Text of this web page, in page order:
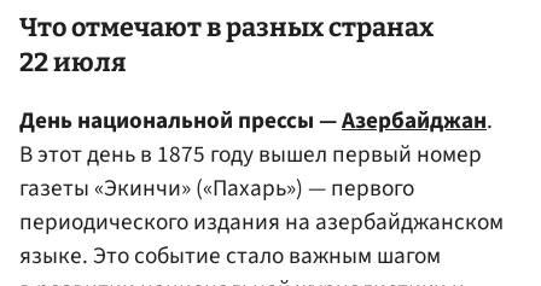
Что отмечают в разных странах
22 июля
День национальной прессы —Азербайджан.
В этот день в 1875 году вышел первый номер
газеты «Экинчи» («Пахарь») — первого
периодического издания на азербайджанском
языке. Это событие стало важным шагом